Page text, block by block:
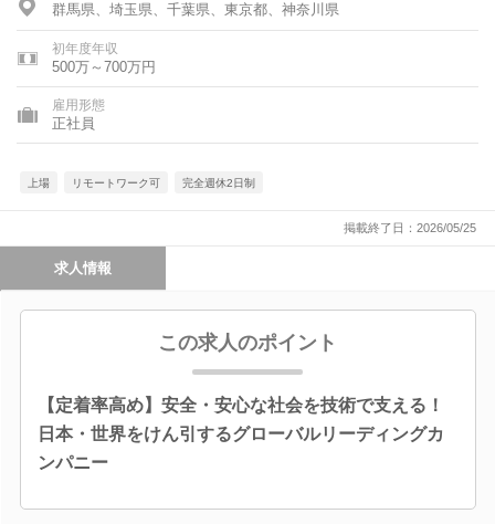
群馬県、埼玉県、千葉県、東京都、神奈川県
初年度年収
500万～700万円
雇用形態
正社員
上場 リモートワーク可 完全週休2日制
掲載終了日：2026/05/25
求人情報
この求人のポイント
【定着率高め】安全・安心な社会を技術で支える！
日本・世界をけん引するグローバルリーディングカ
ンパニー